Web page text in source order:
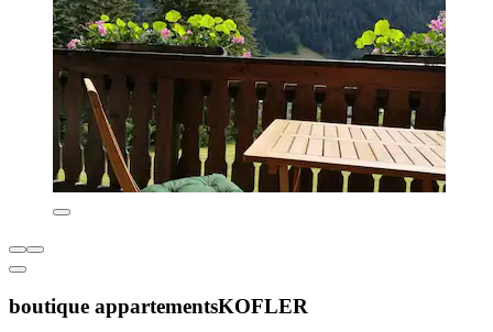
boutique appartementsKOFLER